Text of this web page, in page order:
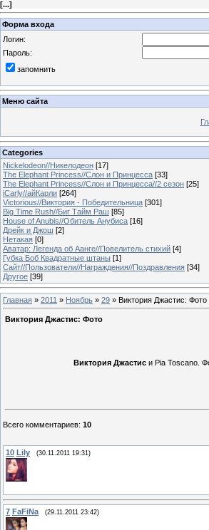
[...]
Форма входа
Логин:
Пароль:
запомнить
Меню сайта
Categories
Nickelodeon//Никелодеон [17]
The Elephant Princess//Слон и Принцесса [33]
The Elephant Princess//Слон и Принцесса//2 сезон [25]
iCarly//айКарли [264]
Victorious//Виктория - Победительница [301]
Big Time Rush//Биг Тайм Раш [85]
House of Anubis//Обитель Анубиса [16]
Дрейк и Джош [2]
Нетакая [0]
Аватар: Легенда об Аанге//Повелитель стихий [4]
Губка Боб Квадратные штаны [1]
Сайт//Пользователи//Награждения//Поздравления [34]
Другое [39]
Главная » 2011 » Ноябрь » 29 » Виктория Джастис: Фото
Виктория Джастис: Фото
Виктория Джастис и Pia Toscano.
Всего комментариев: 10
10 Lily (30.11.2011 19:31)
7 FaFiNa (29.11.2011 23:42)